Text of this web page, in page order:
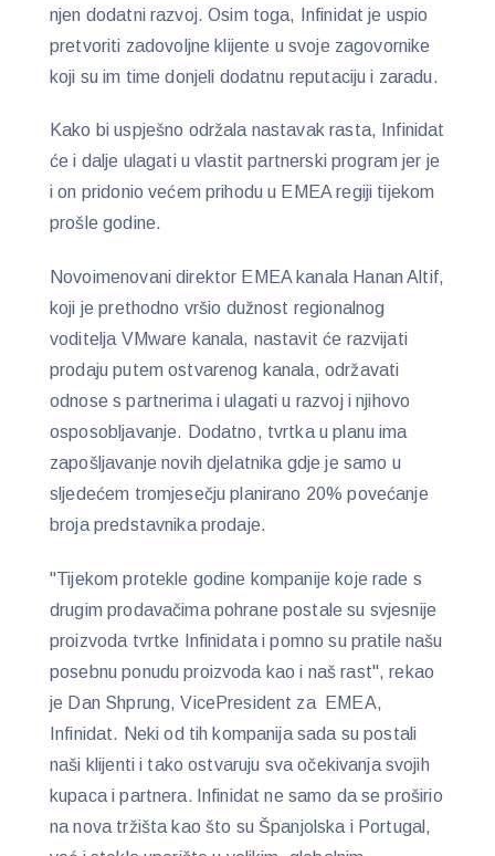
njen dodatni razvoj. Osim toga, Infinidat je uspio
pretvoriti zadovoljne klijente u svoje zagovornike
koji su im time donjeli dodatnu reputaciju i zaradu.
Kako bi uspješno održala nastavak rasta, Infinidat
će i dalje ulagati u vlastit partnerski program jer je
i on pridonio većem prihodu u EMEA regiji tijekom
prošle godine.
Novoimenovani direktor EMEA kanala Hanan Altif,
koji je prethodno vršio dužnost regionalnog
voditelja VMware kanala, nastavit će razvijati
prodaju putem ostvarenog kanala, održavati
odnose s partnerima i ulagati u razvoj i njihovo
osposobljavanje. Dodatno, tvrtka u planu ima
zapošljavanje novih djelatnika gdje je samo u
sljedećem tromjesečju planirano 20% povećanje
broja predstavnika prodaje.
"Tijekom protekle godine kompanije koje rade s
drugim prodavačima pohrane postale su svjesnije
proizvoda tvrtke Infinidata i pomno su pratile našu
posebnu ponudu proizvoda kao i naš rast", rekao
je Dan Shprung, VicePresident za EMEA,
Infinidat. Neki od tih kompanija sada su postali
naši klijenti i tako ostvaruju sva očekivanja svojih
kupaca i partnera.Infinidat ne samo da se proširio
na nova tržišta kao što su Španjolska i Portugal,